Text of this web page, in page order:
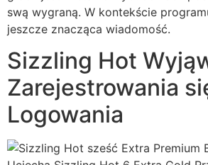
swą wygraną. W kontekście
jeszcze znacząca wiadomość.
Sizzling Hot
Zarejestrowania
Logowania